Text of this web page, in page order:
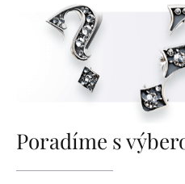
Poradíme s